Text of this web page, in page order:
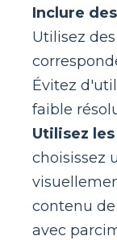
Inclure
Utilisez
Évitez
faible
Utilisez
choisissez
contenu
avec